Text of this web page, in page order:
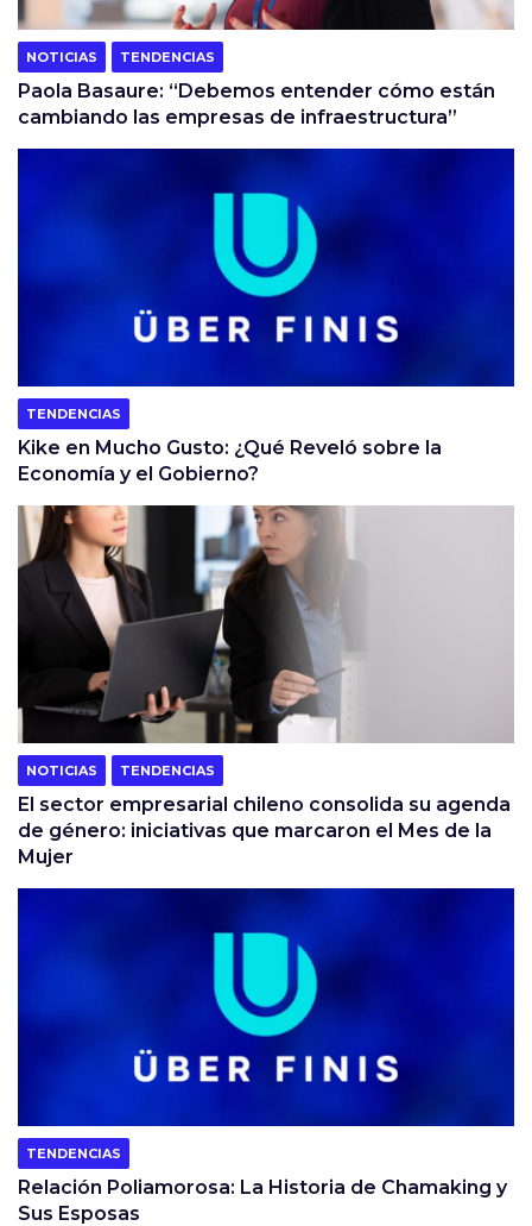
NOTICIAS TENDENCIAS
Paola Basaure: “Debemos entender cómo están
cambiando las empresas de infraestructura”
TENDENCIAS
Kike en Mucho Gusto: ¿Qué Reveló sobre la
Economía y el Gobierno?
NOTICIAS TENDENCIAS
El sector empresarial chileno consolida su agenda
de género: iniciativas que marcaron el Mes de la
Mujer
TENDENCIAS
Relación Poliamorosa: La Historia de Chamaking y
Sus Esposas